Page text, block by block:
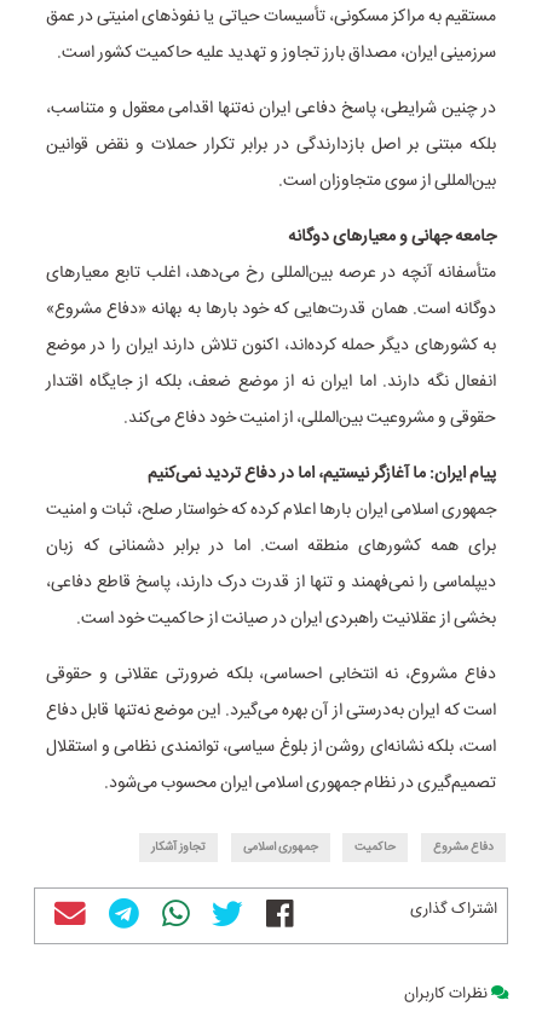
مستقیم به مراکز مسکونی، تأسیسات حیاتی یا نفوذهای امنیتی در عمق
سرزمینی ایران، مصداق بارز تجاوز و تهدید علیه حاکمیت کشور است.
در چنین شرایطی، پاسخ دفاعی ایران نه‌تنها اقدامی معقول و متناسب،
بلکه مبتنی بر اصل بازدارندگی در برابر تکرار حملات و نقض قوانین
بین‌المللی از سوی متجاوزان است.
جامعه جهانی و معیارهای دوگانه
متأسفانه آنچه در عرصه بین‌المللی رخ می‌دهد، اغلب تابع معیارهای
دوگانه است. همان قدرت‌هایی که خود بارها به بهانه «دفاع مشروع»
به کشورهای دیگر حمله کرده‌اند، اکنون تلاش دارند ایران را در موضع
انفعال نگه دارند. اما ایران نه از موضع ضعف، بلکه از جایگاه اقتدار
حقوقی و مشروعیت بین‌المللی، از امنیت خود دفاع می‌کند.
پیام ایران: ما آغازگر نیستیم، اما در دفاع تردید نمی‌کنیم
جمهوری اسلامی ایران بارها اعلام کرده که خواستار صلح، ثبات و امنیت
برای همه کشورهای منطقه است. اما در برابر دشمنانی که زبان
دیپلماسی را نمی‌فهمند و تنها از قدرت درک دارند، پاسخ قاطع دفاعی،
بخشی از عقلانیت راهبردی ایران در صیانت از حاکمیت خود است.
دفاع مشروع، نه انتخابی احساسی، بلکه ضرورتی عقلانی و حقوقی
است که ایران به‌درستی از آن بهره می‌گیرد. این موضع نه‌تنها قابل دفاع
است، بلکه نشانه‌ای روشن از بلوغ سیاسی، توانمندی نظامی و استقلال
تصمیم‌گیری در نظام جمهوری اسلامی ایران محسوب می‌شود.
دفاع مشروع حاکمیت جمهوری اسلامی تجاوز آشکار
اشتراک گذاری
نظرات کاربران